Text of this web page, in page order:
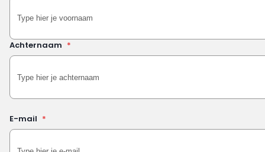
Achternaam *
E-mail *